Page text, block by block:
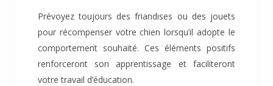
Prévoyez toujours des friandises ou des jouets
pour récompenser votre chien lorsqu’il adopte le
comportement souhaité. Ces éléments positifs
renforceront son apprentissage et faciliteront
votre travail d’éducation.